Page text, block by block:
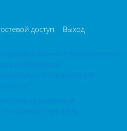
доступ Выход
государственный
информация
организации
приложение
на стандартную тему